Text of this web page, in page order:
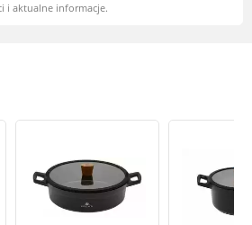
i aktualne informacje.